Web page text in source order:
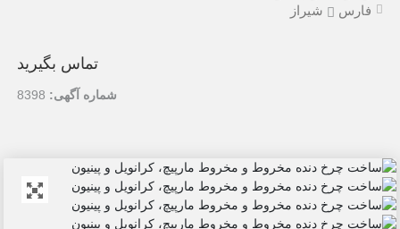
فارس شیراز
تماس بگیرید
شماره آگهی: 8398